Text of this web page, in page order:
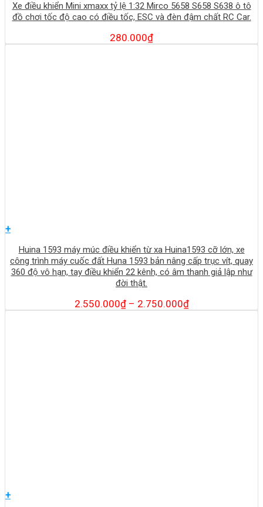
Xe điều khiển Mini xmaxx tỷ lệ 1:32 Mirco 5658 S658 S638 ô tô
đồ chơi tốc độ cao có điều tốc, ESC và đèn đậm chất RC Car.
280.000₫
+
Huina 1593 máy múc điều khiển từ xa Huina1593 cỡ lớn, xe
công trình máy cuốc đất Huna 1593 bản nâng cấp trục vít, quay
360 độ vô hạn, tay điều khiển 22 kênh, có âm thanh giả lập như
đời thật.
2.550.000₫– 2.750.000₫
+